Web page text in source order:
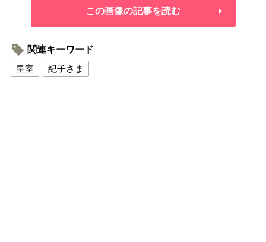
この画像の記事を読む
関連キーワード
皇室
紀子さま